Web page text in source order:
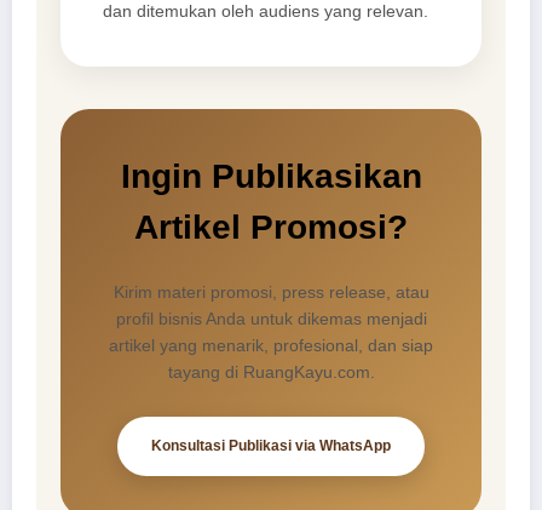
dan ditemukan oleh audiens yang relevan.
Ingin Publikasikan
Artikel Promosi?
Kirim materi promosi, press release, atau
profil bisnis Anda untuk dikemas menjadi
artikel yang menarik, profesional, dan siap
tayang di RuangKayu.com.
Konsultasi Publikasi via WhatsApp